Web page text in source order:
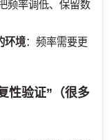
频率调低、保留数
环境：频率需要更
性验证”（很多